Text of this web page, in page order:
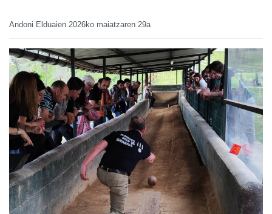
Andoni Elduaien 2026ko maiatzaren 29a